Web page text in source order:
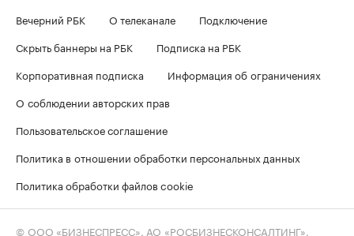
Вечерний РБК
О телеканале
Подключение
Скрыть баннеры на РБК
Подписка на РБК
Корпоративная подписка
Информация об ограничениях
О соблюдении авторских прав
Пользовательское соглашение
Политика в отношении обработки персональных данных
Политика обработки файлов cookie
© ООО «БИЗНЕСПРЕСС», АО «РОСБИЗНЕСКОНСАЛТИНГ»,